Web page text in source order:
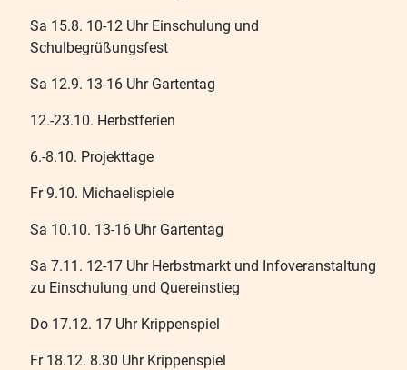
Sa 15.8. 10-12 Uhr Einschulung und
Schulbegrüßungsfest
Sa 12.9. 13-16 Uhr Gartentag
12.-23.10. Herbstferien
6.-8.10. Projekttage
Fr 9.10. Michaelispiele
Sa 10.10. 13-16 Uhr Gartentag
Sa 7.11. 12-17 Uhr Herbstmarkt und Infoveranstaltung
zu Einschulung und Quereinstieg
Do 17.12. 17 Uhr Krippenspiel
Fr 18.12. 8.30 Uhr Krippenspiel